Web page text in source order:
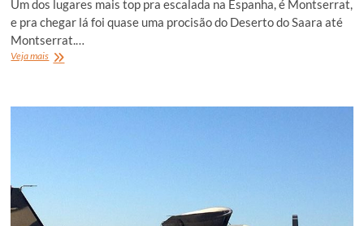
Um dos lugares mais top pra escalada na Espanha, é Montserrat,
e pra chegar lá foi quase uma procisão do Deserto do Saara até
Montserrat.…
Veja maisMinha